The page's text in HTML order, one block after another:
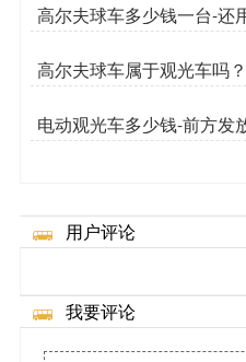
高尔夫球车多少钱一台-还
没必要[五菱]
高尔夫球车属于观光车吗
可以[五菱]
电动观光车多少钱-前方发
用户评论
我要评论